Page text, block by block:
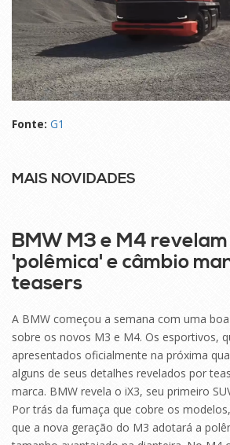
Fonte: G1
MAIS NOVIDADES
BMW M3 e M4
'polêmica' e câmbio
teasers
A BMW começou a semana com uma
sobre os novos M3 e M4. Os esportivos,
apresentados oficialmente na próxima
alguns de seus detalhes revelados por
marca. BMW revela o iX3, seu primeiro
Por trás da fumaça que cobre os
que a nova geração do M3 adotará a